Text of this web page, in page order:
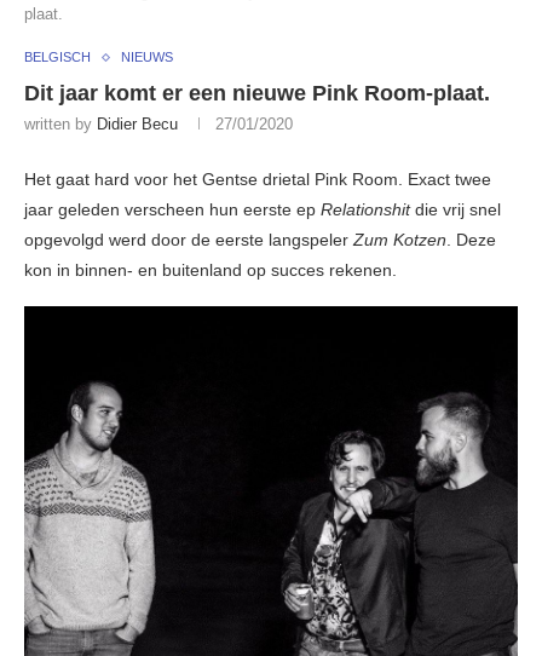
plaat.
BELGISCH NIEUWS
Dit jaar komt er een nieuwe Pink Room-plaat.
written by Didier Becu 27/01/2020
Het gaat hard voor het Gentse drietal Pink Room. Exact twee
jaar geleden verscheen hun eerste ep Relationshitdie vrij snel
opgevolgd werd door de eerste langspelerZum Kotzen. Deze
kon in binnen- en buitenland op succes rekenen.